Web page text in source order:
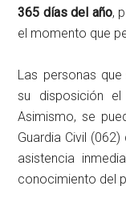
365 días del año,
el momento que
Las personas
su disposición
Asimismo, se
Guardia Civil
asistencia
conocimiento del